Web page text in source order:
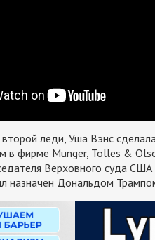
второй леди, Уша Вэнс
в фирме Munger, Tolles &
Верховного суда
назначен Дональдом